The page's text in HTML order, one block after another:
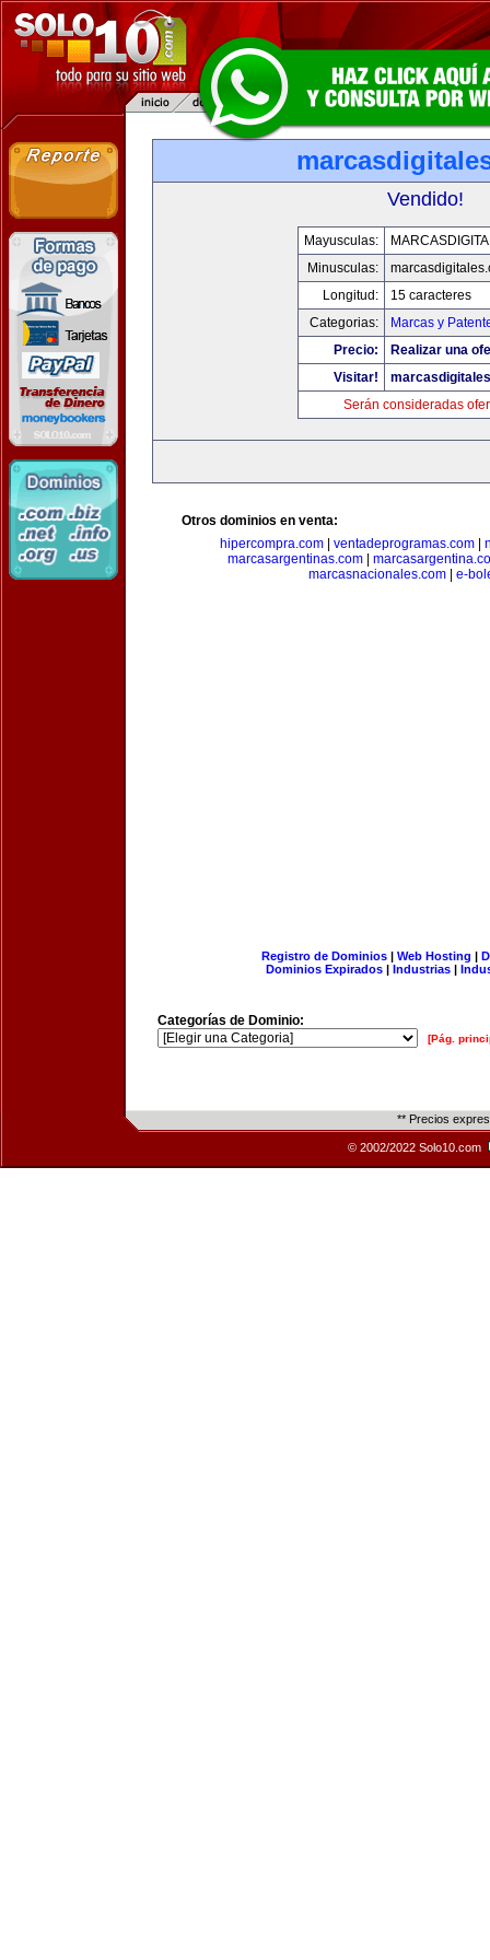
Vendido!
Mayusculas:
Minusculas:
Longitud:
15 caracteres
Categorias:
Marcas y
Precio:
Realizar una
Visitar!
Serán consideradas
Otros dominios en venta:
hipercompra.com
ventadeprogramas.com
marcasargentinas.com
marcasnacionales.com| e-
Registro de Dominios| Web Hosting |
Dominios Expirados | Industrias |
Categorías de Dominio:
[Pág.
** Precios
© 2002/2022 Solo10.com